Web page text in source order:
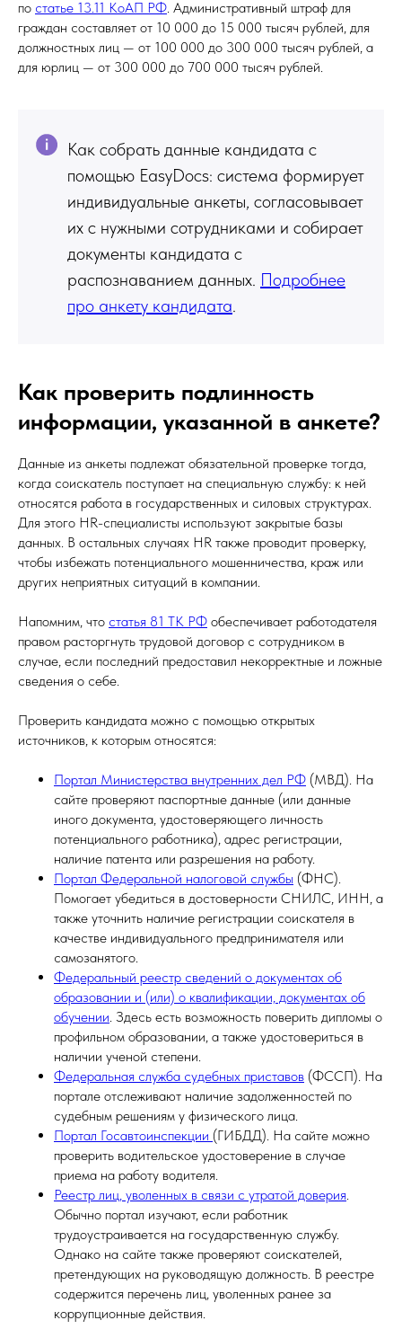
по статье 13.11 КоАП РФ. Административный штраф для
граждан составляет от 10 000 до 15 000 тысяч рублей, для
должностных лиц — от 100 000 до 300 000 тысяч рублей, а
для юрлиц — от 300 000 до 700 000 тысяч рублей.
Как собрать данные кандидата с
помощью EasyDocs: система формирует
индивидуальные анкеты, согласовывает
их с нужными сотрудниками и собирает
документы кандидата с
распознаванием данных. Подробнее
про анкету кандидата.
Как проверить подлинность
информации, указанной в анкете?
Данные из анкеты подлежат обязательной проверке тогда,
когда соискатель поступает на специальную службу: к ней
относятся работа в государственных и силовых структурах.
Для этого HR-специалисты используют закрытые базы
данных. В остальных случаях HR также проводит проверку,
чтобы избежать потенциального мошенничества, краж или
других неприятных ситуаций в компании.
Напомним, что статья 81 ТК РФ обеспечивает работодателя
правом расторгнуть трудовой договор с сотрудником в
случае, если последний предоставил некорректные и ложные
сведения о себе.
Проверить кандидата можно с помощью открытых
источников, к которым относятся:
Портал Министерства внутренних дел РФ (МВД). На
сайте проверяют паспортные данные (или данные
иного документа, удостоверяющего личность
потенциального работника), адрес регистрации,
наличие патента или разрешения на работу.
Портал Федеральной налоговой службы (ФНС).
Помогает убедиться в достоверности СНИЛС, ИНН, а
также уточнить наличие регистрации соискателя в
качестве индивидуального предпринимателя или
самозанятого.
Федеральный реестр сведений о документах об
образовании и (или) о квалификации, документах об
обучении. Здесь есть возможность поверить дипломы о
профильном образовании, а также удостовериться в
наличии ученой степени.
Федеральная служба судебных приставов (ФССП). На
портале отслеживают наличие задолженностей по
судебным решениям у физического лица.
Портал Госавтоинспекции (ГИБДД). На сайте можно
проверить водительское удостоверение в случае
приема на работу водителя.
Реестр лиц, уволенных в связи с утратой доверия.
Обычно портал изучают, если работник
трудоустраивается на государственную службу.
Однако на сайте также проверяют соискателей,
претендующих на руководящую должность. В реестре
содержится перечень лиц, уволенных ранее за
коррупционные действия.